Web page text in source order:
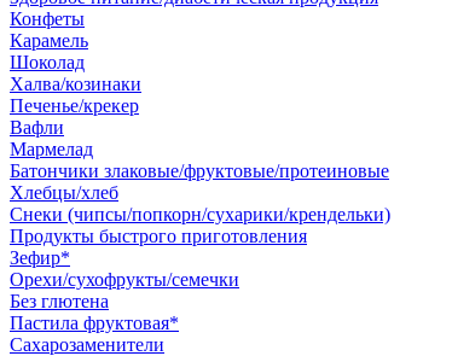
Конфеты
Карамель
Шоколад
Халва/козинаки
Печенье/крекер
Вафли
Мармелад
Батончики злаковые/фруктовые/протеиновые
Хлебцы/хлеб
Снеки (чипсы/попкорн/сухарики/крендельки)
Продукты быстрого приготовления
Зефир*
Орехи/сухофрукты/семечки
Без глютена
Пастила фруктовая*
Сахарозаменители